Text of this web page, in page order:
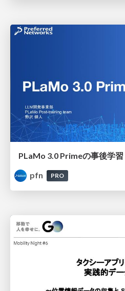
PLaMo 3.0 Primeの事後学習
pfn
PRO